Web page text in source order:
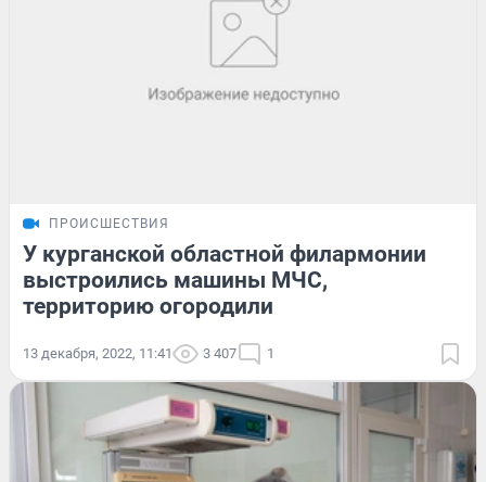
ПРОИСШЕСТВИЯ
У курганской областной филармонии
выстроились машины МЧС,
территорию огородили
13 декабря, 2022, 11:41 3 407 1